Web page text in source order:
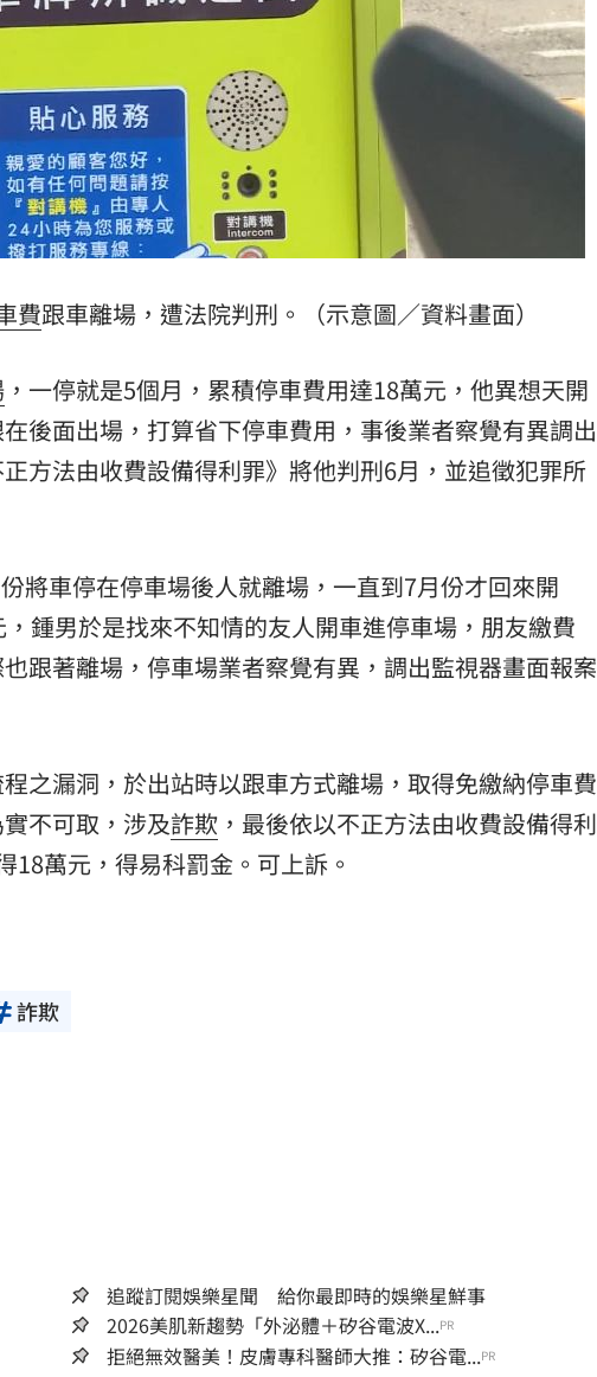
鋸 03:10
03:08
12:00
10:30
10:00
費跟車離場，遭法院判刑。（示意圖／資料畫面）
，一停就是5個月，累積停車費用達18萬元，他異想天開
後面出場，打算省下停車費用，事後業者察覺有異調出
方法由收費設備得利罪》將他判刑6月，並追徵犯罪所
將車停在停車場後人就離場，一直到7月份才回來開
鍾男於是找來不知情的友人開車進停車場，朋友繳費
跟著離場，停車場業者察覺有異，調出監視器畫面報案
之漏洞，於出站時以跟車方式離場，取得免繳納停車費
不可取，涉及詐欺 ，最後依以不正方法由收費設備得利
萬元，得易科罰金。可上訴。
詐欺
追蹤訂閱娛樂星聞 給你最即時的娛樂星鮮事
2026美肌新趨勢「外泌體＋矽谷電波X...PR
拒絕無效醫美！皮膚專科醫師大推：矽谷電...PR